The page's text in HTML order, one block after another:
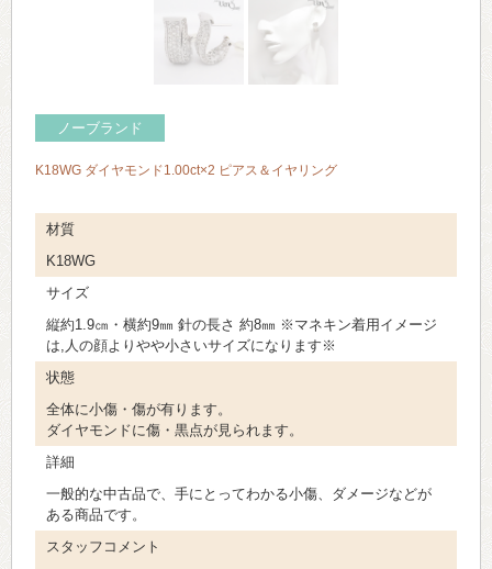
ノーブランド
K18WG ダイヤモンド1.00ct×2 ピアス＆イヤリング
材質
K18WG
サイズ
縦約1.9㎝・横約9㎜ 針の長さ 約8㎜ ※マネキン着用イメージ
は,人の顔よりやや小さいサイズになります※
状態
全体に小傷・傷が有ります。
ダイヤモンドに傷・黒点が見られます。
詳細
一般的な中古品で、手にとってわかる小傷、ダメージなどが
ある商品です。
スタッフコメント
> お問い合わせ